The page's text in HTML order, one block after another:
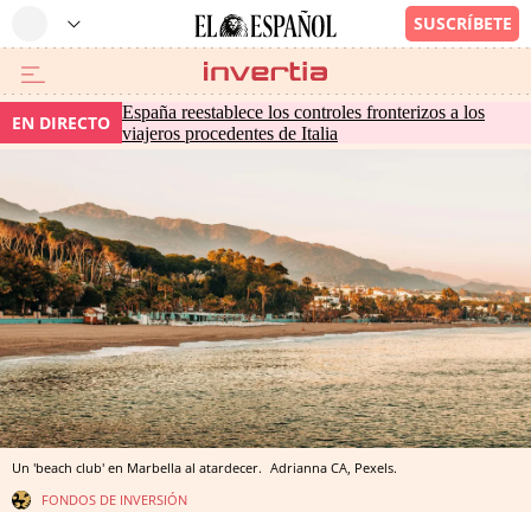
EN DIRECTO España reestablece los controles fronterizos a los
viajeros procedentes de Italia
Un 'beach club' en Marbella al atardecer. Adrianna CA, Pexels.
FONDOS DE INVERSIÓN